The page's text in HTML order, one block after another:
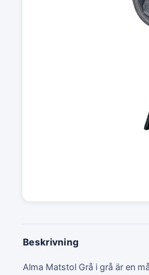
Beskrivning
Alma Matstol Grå i grå är en